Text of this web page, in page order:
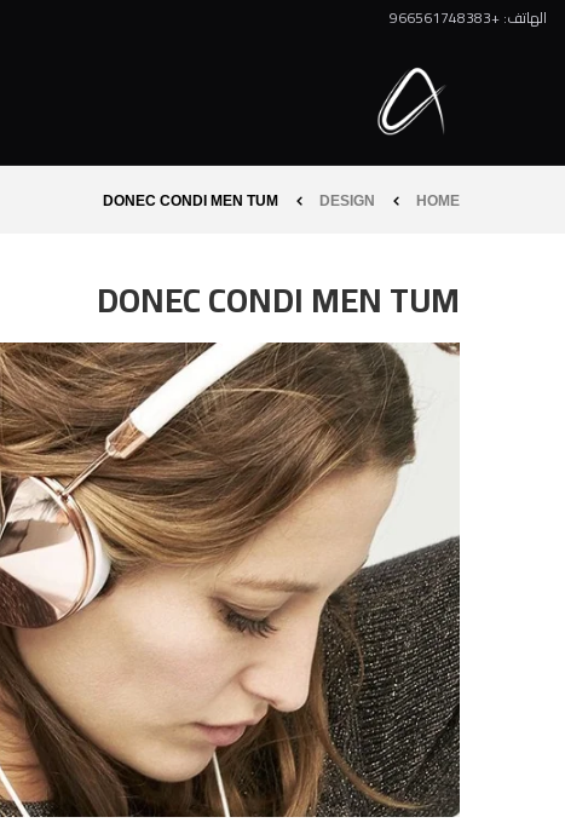
الهاتف: +966561748383
HOME
DESIGN
DONEC CONDI MEN TUM
DONEC CONDI MEN TUM